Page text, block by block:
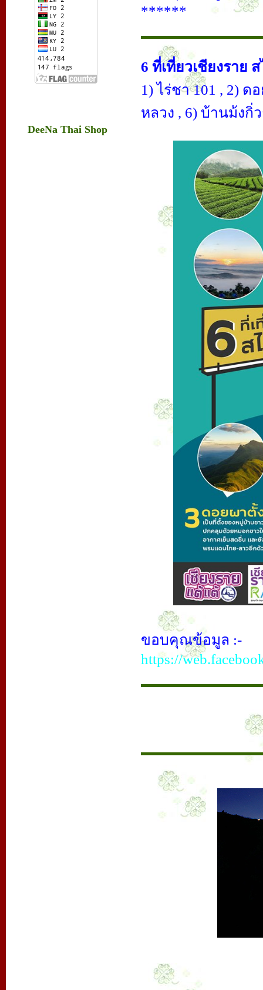
DeeNa Thai Shop
******
6 ที่เที่ยวเชียงราย
1) ไร่ชา 101 , 2)
หลวง , 6) บ้านม้งกิ่
ขอบคุณข้อมูล :-
https://